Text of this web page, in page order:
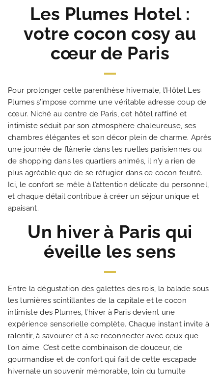
NOS ENGAGEMENTS
GALERIE PHOTOS
ACTUALITÉS
FAQ
Les Plumes Hotel :
votre cocon cosy au
cœur de Paris
Pour prolonger cette parenthèse hivernale, l’Hôtel Les
Plumes s’impose comme une véritable adresse coup de
cœur. Niché au centre de Paris, cet hôtel raffiné et
intimiste séduit par son atmosphère chaleureuse, ses
chambres élégantes et son décor plein de charme. Après
une journée de flânerie dans les ruelles parisiennes ou
de shopping dans les quartiers animés, il n’y a rien de
plus agréable que de se réfugier dans ce cocon feutré.
Ici, le confort se mêle à l’attention délicate du personnel,
et chaque détail contribue à créer un séjour unique et
apaisant.
Un hiver à Paris qui
éveille les sens
Entre la dégustation des galettes des rois, la balade sous
les lumières scintillantes de la capitale et le cocon
intimiste des Plumes, l’hiver à Paris devient une
expérience sensorielle complète. Chaque instant invite à
ralentir, à savourer et à se reconnecter avec ceux que
l’on aime. C’est cette combinaison de douceur, de
gourmandise et de confort qui fait de cette escapade
hivernale un souvenir mémorable, loin du tumulte